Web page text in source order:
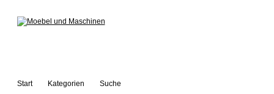
Start Kategorien Suche